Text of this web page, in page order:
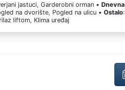
jastuci, Garderobni orman •Dnevna
na dvorište, Pogled na ulicu •Ostalo:
liftom, Klima uređaj